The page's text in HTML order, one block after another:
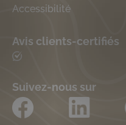
Accessibilité
Avis clients-certifiés
Suivez-nous sur